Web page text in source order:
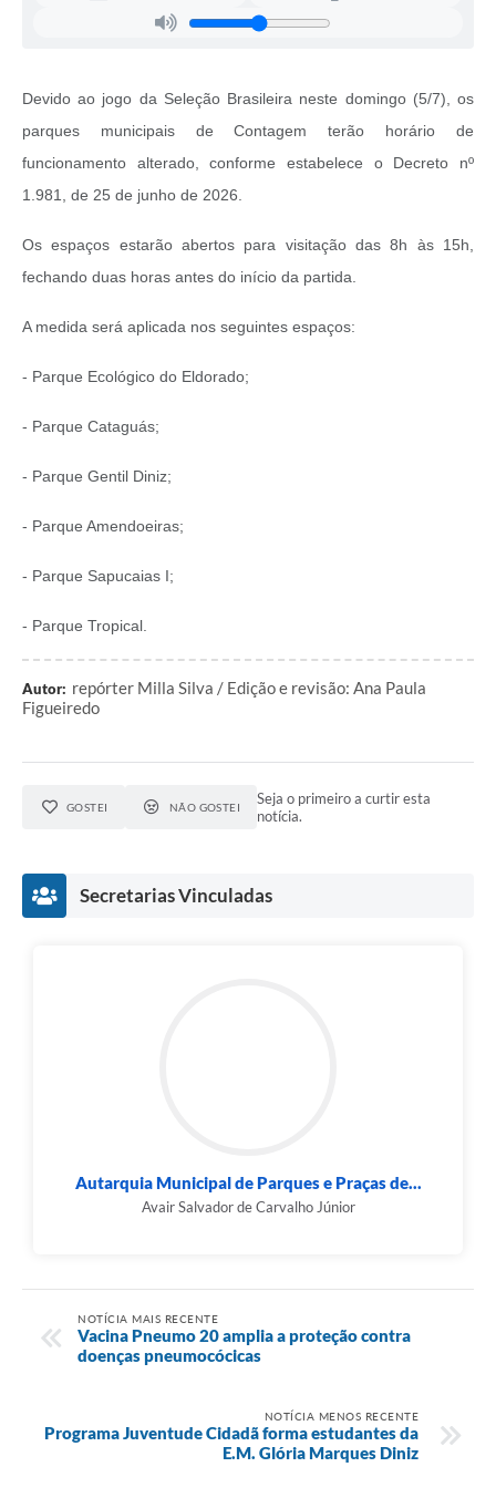
Devido ao jogo da Seleção Brasileira neste domingo (5/7), os
parques municipais de Contagem terão horário de
funcionamento alterado, conforme estabelece o Decreto nº
1.981, de 25 de junho de 2026.
Os espaços estarão abertos para visitação das 8h às 15h,
fechando duas horas antes do início da partida.
A medida será aplicada nos seguintes espaços:
- Parque Ecológico do Eldorado;
- Parque Cataguás;
- Parque Gentil Diniz;
- Parque Amendoeiras;
- Parque Sapucaias I;
- Parque Tropical.
Autor: repórter Milla Silva / Edição e revisão: Ana Paula
Figueiredo
GOSTEI NÃO GOSTEI
Seja o primeiro a curtir esta
notícia.
Secretarias Vinculadas
Autarquia Municipal de Parques e Praças de...
Avair Salvador de Carvalho Júnior
NOTÍCIA MAIS RECENTE
Vacina Pneumo 20 amplia a proteção contra
doenças pneumocócicas
NOTÍCIA MENOS RECENTE
Programa Juventude Cidadã forma estudantes da
E.M. Glória Marques Diniz